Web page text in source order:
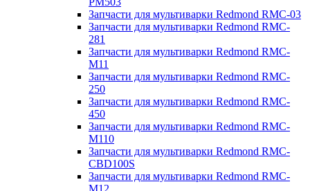
Запчасти для мультиварки Redmond RMC-03
Запчасти для мультиварки Redmond RMC-
281
Запчасти для мультиварки Redmond RMC-
M11
Запчасти для мультиварки Redmond RMC-
250
Запчасти для мультиварки Redmond RMC-
450
Запчасти для мультиварки Redmond RMC-
M110
Запчасти для мультиварки Redmond RMC-
CBD100S
Запчасти для мультиварки Redmond RMC-
M12